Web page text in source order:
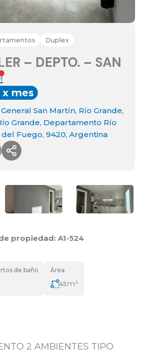
Duplex
– DEPTO. – SAN
mes
San Martín, Río Grande,
Grande, Departamento Río
del Fuego, 9420, Argentina
propiedad: A1-524
de baño
Área
45 m²
2 AMBIENTES TIPO